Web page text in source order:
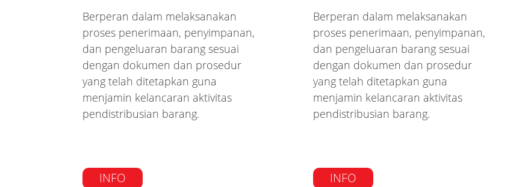
Berperan dalam melaksanakan
proses penerimaan, penyimpanan,
dan pengeluaran barang sesuai
dengan dokumen dan prosedur
yang telah ditetapkan guna
menjamin kelancaran aktivitas
pendistribusian barang.
INFO
Berperan dalam melaksanakan
proses penerimaan, penyimpanan,
dan pengeluaran barang sesuai
dengan dokumen dan prosedur
yang telah ditetapkan guna
menjamin kelancaran aktivitas
pendistribusian barang.
INFO